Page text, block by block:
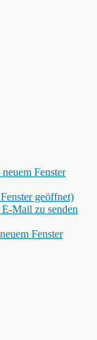
Fenster
geöffnet)
Mail zu senden
Fenster